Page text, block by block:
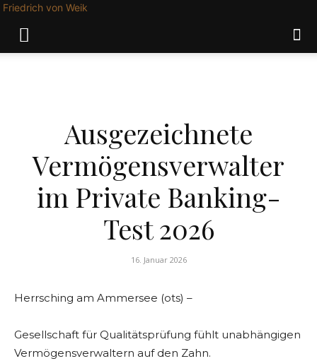
Friedrich von Weik
Ausgezeichnete
Vermögensverwalter
im Private Banking-
Test 2026
16. Januar 2026
Herrsching am Ammersee (ots) –
Gesellschaft für Qualitätsprüfung fühlt unabhängigen
Vermögensverwaltern auf den Zahn.